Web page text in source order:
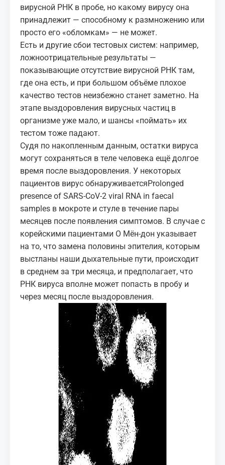
вирусной РНК в пробе, но какому вирусу она
принадлежит — способному к размножению или
просто его «обломкам» — не может.
Есть и другие сбои тестовых систем: например,
ложноотрицательные результаты —
показывающие отсутствие вирусной РНК там,
где она есть, и при большом объёме плохое
качество тестов неизбежно станет заметно. На
этапе выздоровления вирусных частиц в
организме уже мало, и шансы «поймать» их
тестом тоже падают.
Судя по накопленным данным, остатки вируса
могут сохраняться в теле человека ещё долгое
время после выздоровления. У некоторых
пациентов вирус обнаруживаетсяProlonged
presence of SARS-CoV-2 viral RNA in faecal
samples в мокроте и стуле в течение пары
месяцев после появления симптомов. В случае с
корейскими пациентами О Мён-дон указывает
на то, что замена половины эпителия, которым
выстланы наши дыхательные пути, происходит
в среднем за три месяца, и предполагает, что
РНК вируса вполне может попасть в пробу и
через месяц после выздоровления.